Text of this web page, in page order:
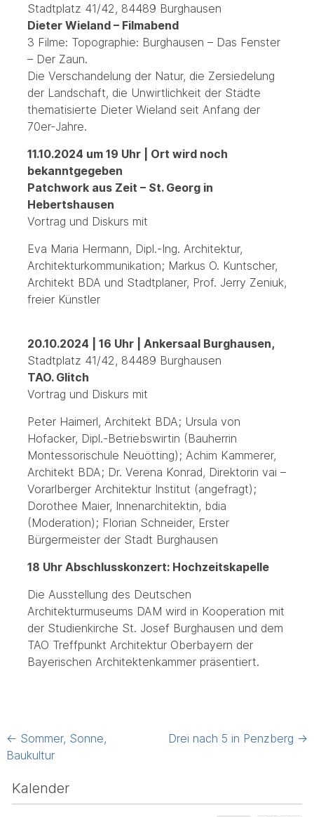
Stadtplatz 41/42, 84489 Burghausen
Dieter Wieland – Filmabend
3 Filme: Topographie: Burghausen – Das Fenster
– Der Zaun.
Die Verschandelung der Natur, die Zersiedelung
der Landschaft, die Unwirtlichkeit der Städte
thematisierte Dieter Wieland seit Anfang der
70er-Jahre.
11.10.2024 um 19 Uhr | Ort wird noch
bekanntgegeben
Patchwork aus Zeit – St. Georg in
Hebertshausen
Vortrag und Diskurs mit
Eva Maria Hermann, Dipl.-Ing. Architektur,
Architekturkommunikation; Markus O. Kuntscher,
Architekt BDA und Stadtplaner, Prof. Jerry Zeniuk,
freier Künstler
20.10.2024 | 16 Uhr | Ankersaal Burghausen,
Stadtplatz 41/42, 84489 Burghausen
TAO. Glitch
Vortrag und Diskurs mit
Peter Haimerl, Architekt BDA; Ursula von
Hofacker, Dipl.-Betriebswirtin (Bauherrin
Montessorischule Neuötting); Achim Kammerer,
Architekt BDA; Dr. Verena Konrad, Direktorin vai –
Vorarlberger Architektur Institut (angefragt);
Dorothee Maier, Innenarchitektin, bdia
(Moderation); Florian Schneider, Erster
Bürgermeister der Stadt Burghausen
18 Uhr Abschlusskonzert: Hochzeitskapelle
Die Ausstellung des Deutschen
Architekturmuseums DAM wird in Kooperation mit
der Studienkirche St. Josef Burghausen und dem
TAO Treffpunkt Architektur Oberbayern der
Bayerischen Architektenkammer präsentiert.
Post
navigation
← Sommer, Sonne,
Baukultur
Drei nach 5 in Penzberg →
Kalender